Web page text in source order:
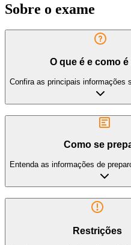
Sobre o exame
O que é e como é
Confira as principais informações
Como se
Entenda as informações de
Restrições